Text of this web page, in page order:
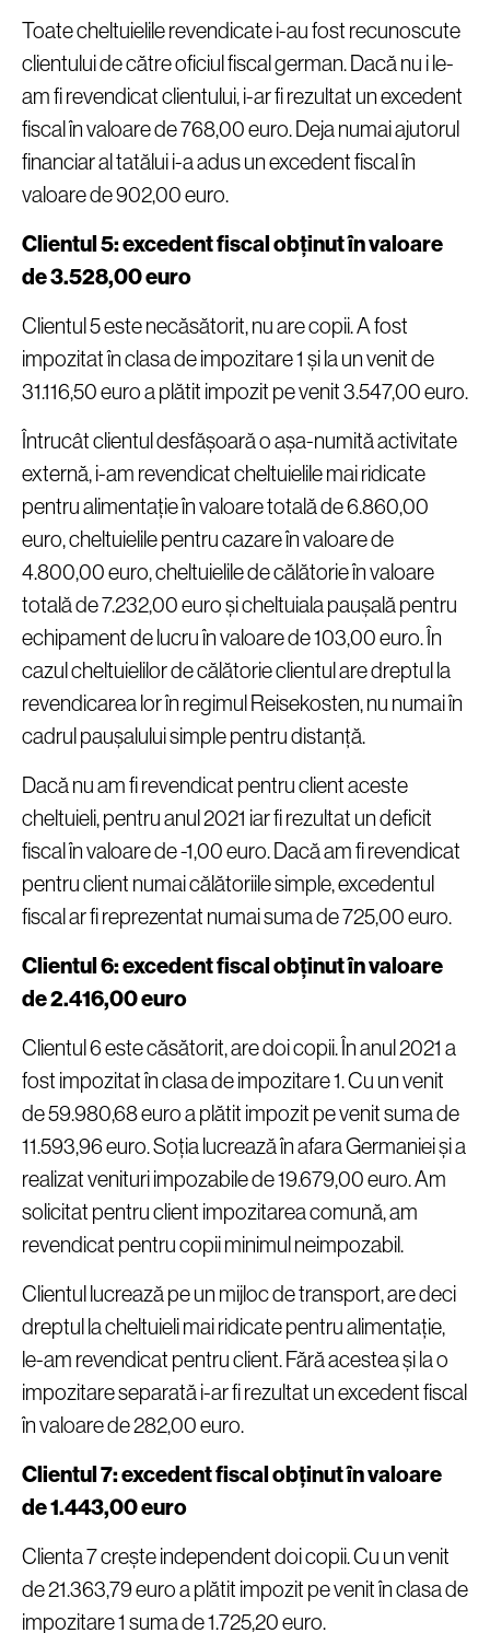
Toate cheltuielile revendicate i-au fost recunoscute
clientului de către oficiul fiscal german. Dacă nu i le-
am fi revendicat clientului, i-ar fi rezultat un excedent
fiscal în valoare de 768,00 euro. Deja numai ajutorul
financiar al tatălui i-a adus un excedent fiscal în
valoare de 902,00 euro.
Clientul 5: excedent fiscal obținut în valoare
de 3.528,00 euro
Clientul 5 este necăsătorit, nu are copii. A fost
impozitat în clasa de impozitare 1 și la un venit de
31.116,50 euro a plătit impozit pe venit 3.547,00 euro.
Întrucât clientul desfășoară o așa-numită activitate
externă, i-am revendicat cheltuielile mai ridicate
pentru alimentație în valoare totală de 6.860,00
euro, cheltuielile pentru cazare în valoare de
4.800,00 euro, cheltuielile de călătorie în valoare
totală de 7.232,00 euro și cheltuiala paușală pentru
echipament de lucru în valoare de 103,00 euro. În
cazul cheltuielilor de călătorie clientul are dreptul la
revendicarea lor în regimul Reisekosten, nu numai în
cadrul paușalului simple pentru distanță.
Dacă nu am fi revendicat pentru client aceste
cheltuieli, pentru anul 2021 iar fi rezultat un deficit
fiscal în valoare de -1,00 euro. Dacă am fi revendicat
pentru client numai călătoriile simple, excedentul
fiscal ar fi reprezentat numai suma de 725,00 euro.
Clientul 6: excedent fiscal obținut în valoare
de 2.416,00 euro
Clientul 6 este căsătorit, are doi copii. În anul 2021 a
fost impozitat în clasa de impozitare 1. Cu un venit
de 59.980,68 euro a plătit impozit pe venit suma de
11.593,96 euro. Soția lucrează în afara Germaniei și a
realizat venituri impozabile de 19.679,00 euro. Am
solicitat pentru client impozitarea comună, am
revendicat pentru copii minimul neimpozabil.
Clientul lucrează pe un mijloc de transport, are deci
dreptul la cheltuieli mai ridicate pentru alimentație,
le-am revendicat pentru client. Fără acestea și la o
impozitare separată i-ar fi rezultat un excedent fiscal
în valoare de 282,00 euro.
Clientul 7: excedent fiscal obținut în valoare
de 1.443,00 euro
Clienta 7 crește independent doi copii. Cu un venit
de 21.363,79 euro a plătit impozit pe venit în clasa de
impozitare 1 suma de 1.725,20 euro.